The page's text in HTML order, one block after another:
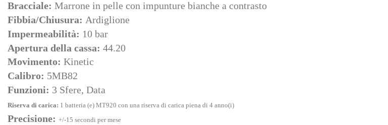
Bracciale: Marrone in pelle con impunture bianche a contrasto
Fibbia/Chiusura: Ardiglione
Impermeabilità: 10 bar
Apertura della cassa: 44.20
Movimento: Kinetic
Calibro: 5MB82
Funzioni: 3 Sfere, Data
Riserva di carica: 1 batteria (e) MT920 con una riserva di carica piena di 4 anno(i)
Precisione: +/-15 secondi per mese